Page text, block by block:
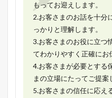
もってお迎えします。
2.お客さまのお話を十分
っかりと理解します。
3.お客さまのお役に立つ
てわかりやすく正確にお
4.お客さまが必要とする
まの立場にたってご提案
5.お客さまの信任に応え